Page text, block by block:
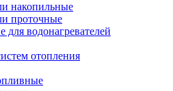
накопильные
проточные
водонагревателей
отопления